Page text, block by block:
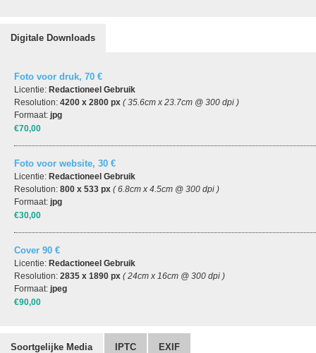
Digitale Downloads
Foto voor druk, 70 €
Licentie: Redactioneel Gebruik
Resolution: 4200 x 2800 px ( 35.6cm x 23.7cm @ 300 dpi )
Formaat: jpg
€70,00
Foto voor website, 30 €
Licentie: Redactioneel Gebruik
Resolution: 800 x 533 px ( 6.8cm x 4.5cm @ 300 dpi )
Formaat: jpg
€30,00
Cover 90 €
Licentie: Redactioneel Gebruik
Resolution: 2835 x 1890 px ( 24cm x 16cm @ 300 dpi )
Formaat: jpeg
€90,00
Soortgelijke Media IPTC EXIF